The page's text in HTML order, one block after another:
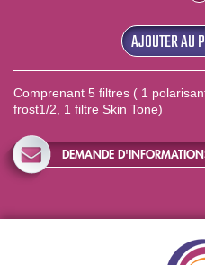
AJOUTER AU
Comprenant 5 filtres ( 1
frost1/2, 1 filtre Skin Tone)
DEMANDE